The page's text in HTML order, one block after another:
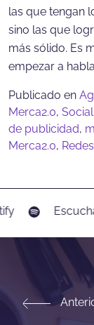
las que tengan
sino las que
más sólido. Es
empezar a
Publicado en
Merca2.0,
de publicidad,
Merca2.0,